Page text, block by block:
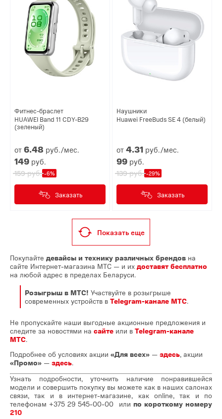
Фитнес-браслет
HUAWEI Band 11 CDY-B29
(зеленый)
от6.48 руб./мес.
149 руб.
159руб. -6%
Заказать
Наушники
Huawei FreeBuds SE 4 (белый)
от4.31 руб./мес.
99 руб.
139руб. -29%
Заказать
Показать еще
Покупайте девайсы и технику различных брендов на
сайте Интернет-магазина МТС — и их доставят бесплатно
на любой адрес в пределах Беларуси.
Розыгрыш в МТС! Участвуйте в розыгрыше
современных устройств в Telegram-канале МТС.
Не пропускайте наши выгодные акционные предложения и
следите за новостями на сайте или в Telegram-канале
МТС.
Подробнее об условиях акции «Для всех» — здесь, акции
«Промо» — здесь.
Узнать подробности, уточнить наличие понравившейся
модели и совершить покупку вы можете как в наших салонах
связи, так и в интернет-магазине, как online, так и по
телефонам +375 29 545-00-00 или по короткому номеру
210